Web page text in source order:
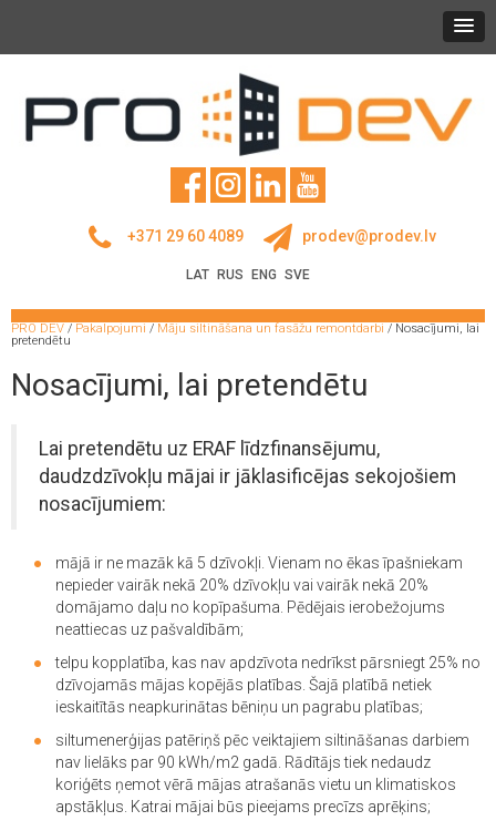
+371 29 60 4089 prodev@prodev.lv
LAT RUS ENG SVE
PRO DEV / Pakalpojumi / Māju siltināšana un fasāžu remontdarbi / Nosacījumi, lai
pretendētu
Nosacījumi, lai pretendētu
Lai pretendētu uz ERAF līdzfinansējumu,
daudzdzīvokļu mājai ir jāklasificējas sekojošiem
nosacījumiem:
mājā ir ne mazāk kā 5 dzīvokļi. Vienam no ēkas īpašniekam
nepieder vairāk nekā 20% dzīvokļu vai vairāk nekā 20%
domājamo daļu no kopīpašuma. Pēdējais ierobežojums
neattiecas uz pašvaldībām;
telpu kopplatība, kas nav apdzīvota nedrīkst pārsniegt 25% no
dzīvojamās mājas kopējās platības. Šajā platībā netiek
ieskaitītās neapkurinātas bēniņu un pagrabu platības;
siltumenerģijas patēriņš pēc veiktajiem siltināšanas darbiem
nav lielāks par 90 kWh/m2 gadā. Rādītājs tiek nedaudz
koriģēts ņemot vērā mājas atrašanās vietu un klimatiskos
apstākļus. Katrai mājai būs pieejams precīzs aprēķins;